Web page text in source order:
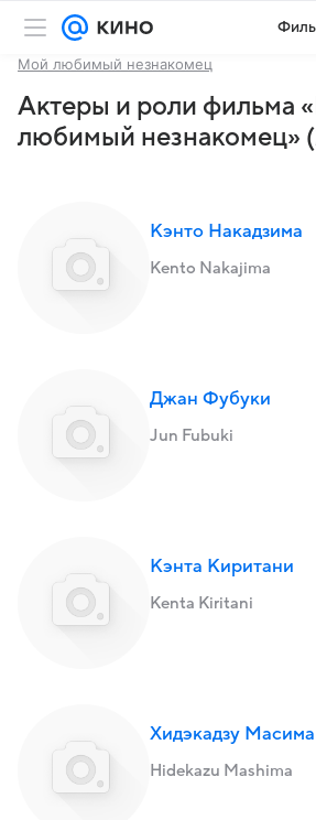
Мой любимый незнакомец
Актеры и роли фильма
любимый незнакомец»
Кэнто Накадзима
Kento Nakajima
Джан Фубуки
Jun Fubuki
Кэнта Киритани
Kenta Kiritani
Хидэкадзу Масима
Hidekazu Mashima